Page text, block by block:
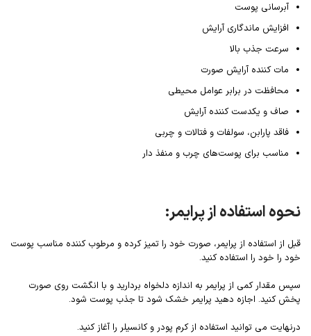
آبرسانی پوست
افزایش ماندگاری آرایش
سرعت جذب بالا
مات کننده آرایش صورت
محافظت در برابر عوامل محیطی
صاف و یکدست کننده آرایش
فاقد پارابن، سولفات و فتالات و چربی
مناسب برای پوست‌های چرب و منفذ دار
نحوه استفاده از پرایمر:
قبل از استفاده از پرایمر، صورت خود را تمیز کرده و مرطوب کننده مناسب پوست
خود را خود را استفاده کنید.
سپس مقدار کمی از پرایمر به اندازه دلخواه بردارید و با انگشت روی صورت
پخش کنید. اجازه دهید پرایمر خشک شود تا جذب پوست شود.
درنهایت می توانید استفاده از کرم پودر و کانسیلر را آغاز کنید.